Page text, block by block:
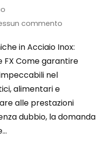
commento
in Acciaio Inox:
FX Come garantire
nel
alimentari e
alle prestazioni
dubbio, la domanda